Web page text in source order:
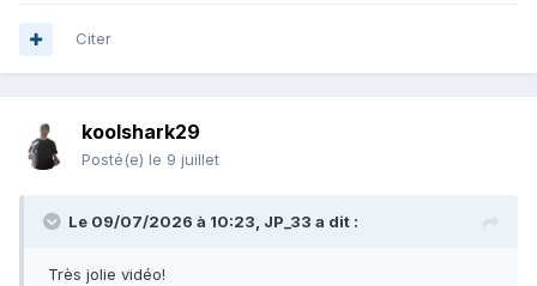
Citer
koolshark29
Posté(e) le 9 juillet
Le 09/07/2026 à 10:23, JP_33 a dit :
Très jolie vidéo!